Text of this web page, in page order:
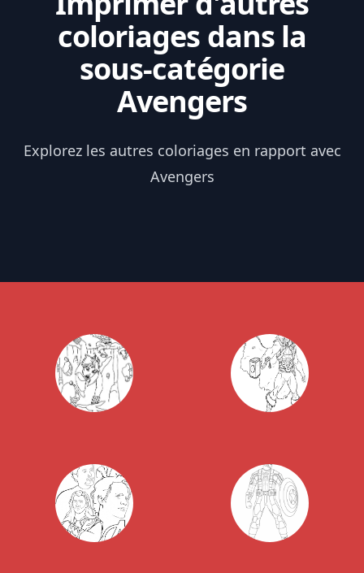
coloriages dans la
sous-catégorie
Avengers
Explorez les autres coloriages en rapport avec
Avengers